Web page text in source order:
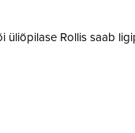
üliõpilase Rollis saab